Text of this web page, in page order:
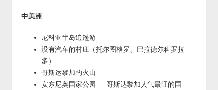
中美洲
尼科亚半岛逍遥游
没有汽车的村庄（托尔图格罗、巴拉德尔科罗拉
多）
哥斯达黎加的火山
安东尼奥国家公园——哥斯达黎加人气最旺的国